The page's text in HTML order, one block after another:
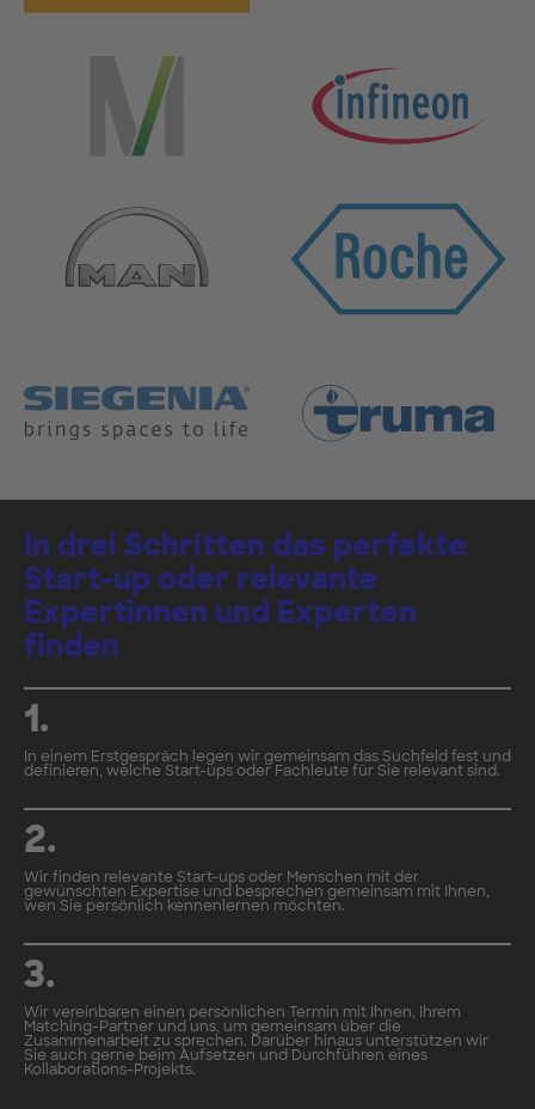
In drei Schritten das perfekte
Start-up oder relevante
Expertinnen und Experten
finden
1.
In einem Erstgespräch legen wir gemeinsam das Suchfeld fest und
definieren, welche Start-ups oder Fachleute für Sie relevant sind.
2.
Wir finden relevante Start-ups oder Menschen mit der
gewünschten Expertise und besprechen gemeinsam mit Ihnen,
wen Sie persönlich kennenlernen möchten.
3.
Wir vereinbaren einen persönlichen Termin mit Ihnen, Ihrem
Matching-Partner und uns, um gemeinsam über die
Zusammenarbeit zu sprechen. Darüber hinaus unterstützen wir
Sie auch gerne beim Aufsetzen und Durchführen eines
Kollaborations-Projekts.